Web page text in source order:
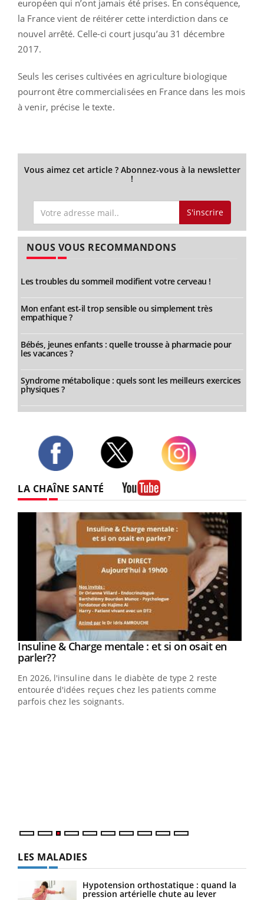
européen qui n’ont jamais été prises. En conséquence,
la France vient de réitérer cette interdiction dans ce
nouvel arrêté. Celle-ci court jusqu’au 31 décembre
2017.
Seuls les cerises cultivées en agriculture biologique
pourront être commercialisées en France dans les mois
à venir, précise le texte.
Vous aimez cet article ? Abonnez-vous à la newsletter
!
S'inscrire
NOUS VOUS RECOMMANDONS
Les troubles du sommeil modifient votre cerveau !
Mon enfant est-il trop sensible ou simplement très
empathique ?
Bébés, jeunes enfants : quelle trousse à pharmacie pour
les vacances ?
Syndrome métabolique : quels sont les meilleurs exercices
physiques ?
LA CHAÎNE SANTÉ
Youtube
Insuline & Charge mentale : et si on osait en
parler??Youtube
En 2026, l'insuline dans le diabète de type 2 reste
entourée d'idées reçues chez les patients comme
parfois chez les soignants.
LES MALADIES
Hypotension orthostatique : quand la
pression artérielle chute au lever